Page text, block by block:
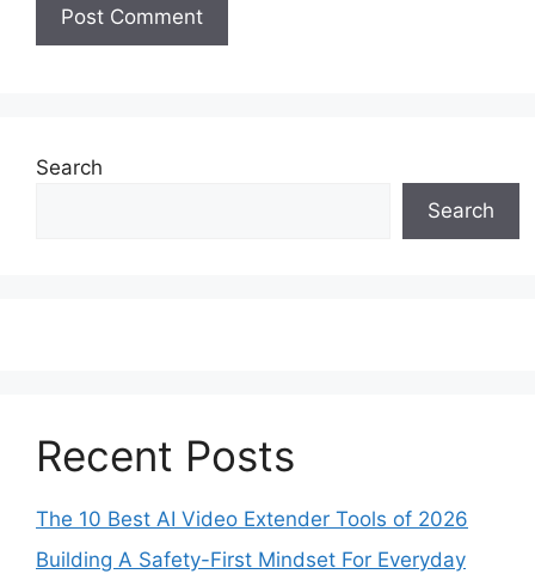
Search
Search
Recent Posts
The 10 Best AI Video Extender Tools of 2026
Building A Safety-First Mindset For Everyday